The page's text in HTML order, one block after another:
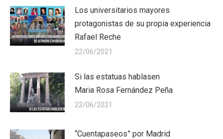
Los universitarios mayores
protagonistas de su propia experiencia
Rafael Reche
22/06/2021
Si las estatuas hablasen
Maria Rosa Fernández Peña
22/06/2021
“Cuentapaseos” por Madrid